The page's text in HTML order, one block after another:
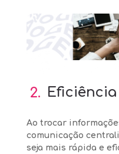
2.
Ao trocar
comunicação
seja mais rápida e